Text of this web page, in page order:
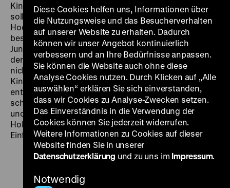
Kinder, sofern sie verschiedenen Geschlechts sein
sollten, sollen einmal füreinander bestimmt sein, ihre
Hochzeit soll die Verbundenheit der Familien endgültig
besiegeln. Tatsächlich werden ein Mädchen und ein
Junge geboren. Doch im Laufe der Jahre kommt eine
der Familien zu Geld, weshalb sie von dem Gelübde
nichts mehr wissen möchte. Zwischen den beiden
Kindern ist jedoch mittlerweile eine große Liebe
entflammt… „Der düstere, würdevollste und
schwermütige Dibekist der atmosphärisch dichteste
und ‚künstlerischste‘ der jiddischen Tonfilme.“ (Jim
Hoberman,Bridge of Light). (km) SO 07.09. um 16 Uhr ·
Einführung: Piotr Rosolowski & Elwira Niewiera
Diese Cookies helfen uns, Informationen über
die Nutzungsweise und das Besucherverhalten
auf unserer Website zu erhalten. Dadurch
können wir unser Angebot kontinuierlich
verbessern und an Ihre Bedürfnisse anpassen.
Sie können die Website auch ohne diese
Analyse Cookies nutzen. Durch Klicken auf „Alle
auswählen“ erklären Sie sich einverstanden,
dass wir Cookies zu Analyse-Zwecken setzen.
Das Einverständnis in die Verwendung der
Cookies können Sie jederzeit widerrufen.
Weitere Informationen zu Cookies auf dieser
Website finden Sie in unserer
Datenschutzerklärung und zu uns im Impressum.
Notwendig